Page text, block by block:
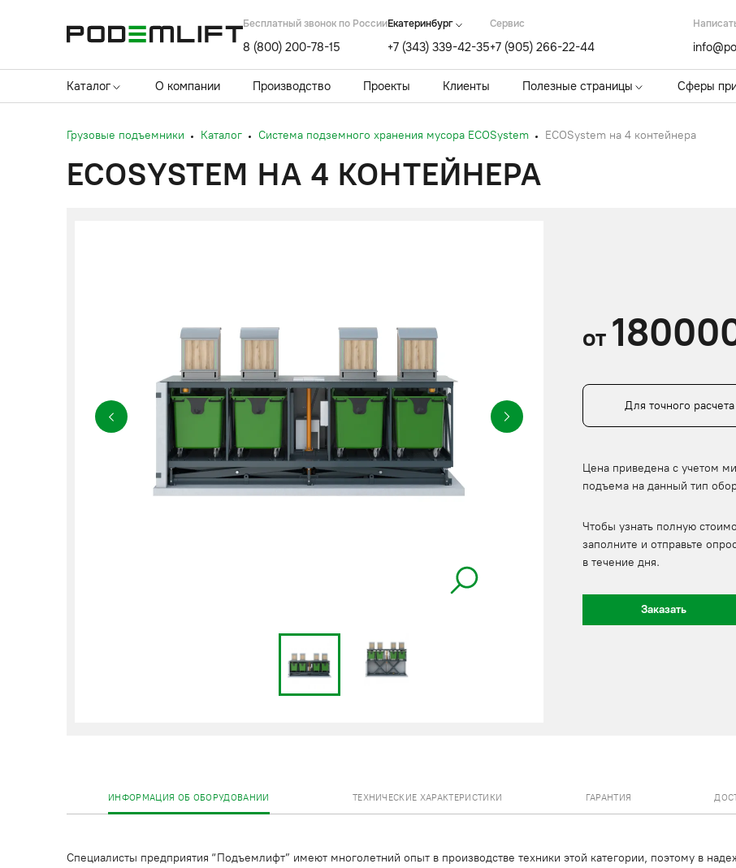
Бесплатный звонок по России
8 (800) 200-78-15
Екатеринбург
+7 (343) 339-42-35
Cервис
+7 (905) 266-22-44
Каталог О компании Производство Проекты Клиенты Полезные страницы Сферы
Грузовые подъемники Каталог Система подземного хранения мусора ECOSystem ECOSystem на 4 контейнера
ECOSYSTEM НА 4 КОНТЕЙНЕРА
от
Для точного
Цена приведена с учетом
подъема на данный тип
Чтобы узнать полную
заполните и отправьте
в течение дня.
Заказать
ИНФОРМАЦИЯ ОБ ОБОРУДОВАНИИ ТЕХНИЧЕСКИЕ ХАРАКТЕРИСТИКИ ГАРАНТИЯ
Специалисты предприятия “Подъемлифт” имеют многолетний опыт в производстве техники этой категории, поэтому в